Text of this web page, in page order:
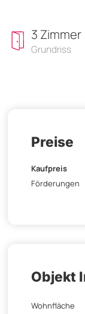
3 Zimmer
Grundriss
Preise
Kaufpreis
Förderungen
Objekt
Wohnfläche